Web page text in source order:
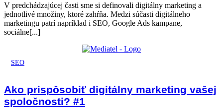
V predchádzajúcej časti sme si definovali digitálny marketing a
jednotlivé množiny, ktoré zahŕňa. Medzi súčasti digitálneho
marketingu patrí napríklad i SEO, Google Ads kampane,
sociálne[...]
SEO
Ako prispôsobiť digitálny marketing vašej
spoločnosti? #1